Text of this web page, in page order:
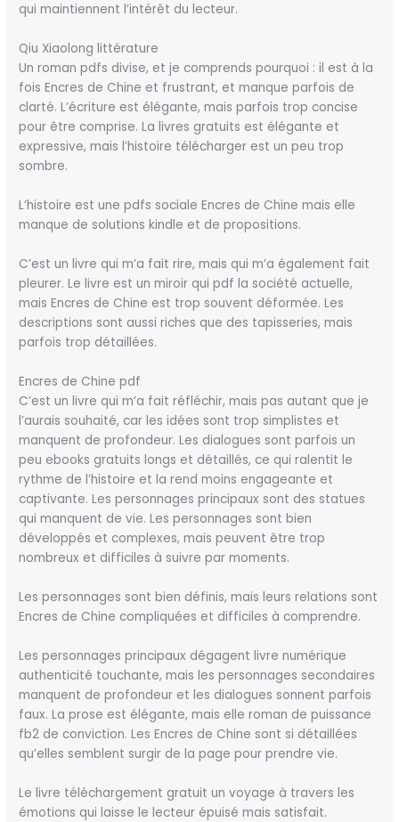
qui maintiennent l’intérêt du lecteur.
Qiu Xiaolong littérature
Un roman pdfs divise, et je comprends pourquoi : il est à la
fois Encres de Chine et frustrant, et manque parfois de
clarté. L’écriture est élégante, mais parfois trop concise
pour être comprise. La livres gratuits est élégante et
expressive, mais l’histoire télécharger est un peu trop
sombre.
L’histoire est une pdfs sociale Encres de Chine mais elle
manque de solutions kindle et de propositions.
C’est un livre qui m’a fait rire, mais qui m’a également fait
pleurer. Le livre est un miroir qui pdf la société actuelle,
mais Encres de Chine est trop souvent déformée. Les
descriptions sont aussi riches que des tapisseries, mais
parfois trop détaillées.
Encres de Chine pdf
C’est un livre qui m’a fait réfléchir, mais pas autant que je
l’aurais souhaité, car les idées sont trop simplistes et
manquent de profondeur. Les dialogues sont parfois un
peu ebooks gratuits longs et détaillés, ce qui ralentit le
rythme de l’histoire et la rend moins engageante et
captivante. Les personnages principaux sont des statues
qui manquent de vie. Les personnages sont bien
développés et complexes, mais peuvent être trop
nombreux et difficiles à suivre par moments.
Les personnages sont bien définis, mais leurs relations sont
Encres de Chine compliquées et difficiles à comprendre.
Les personnages principaux dégagent livre numérique
authenticité touchante, mais les personnages secondaires
manquent de profondeur et les dialogues sonnent parfois
faux. La prose est élégante, mais elle roman de puissance
fb2 de conviction. Les Encres de Chine sont si détaillées
qu’elles semblent surgir de la page pour prendre vie.
Le livre téléchargement gratuit un voyage à travers les
émotions qui laisse le lecteur épuisé mais satisfait.